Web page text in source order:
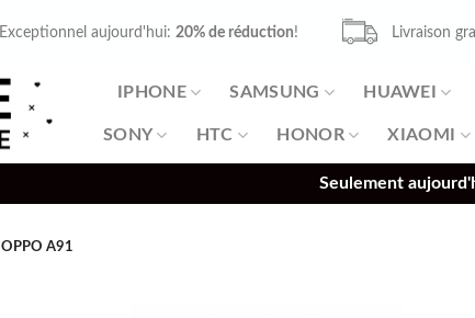
Exceptionnel aujourd'hui:20% de réduction! Livraison
IPHONE SAMSUNG HUAWEI
SONY HTC HONOR XIAOMI
Seulement
OPPO A91